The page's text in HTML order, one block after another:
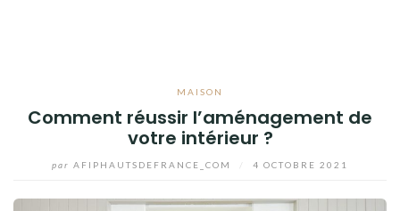
MAISON
Comment réussir l’aménagement de
votre intérieur ?
par AFIPHAUTSDEFRANCE_COM 4 OCTOBRE 2021